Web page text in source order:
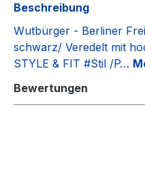
Beschreibung
Wutbürger - Berliner
schwarz/ Veredelt mit
STYLE & FIT #Stil /P…
Bewertungen